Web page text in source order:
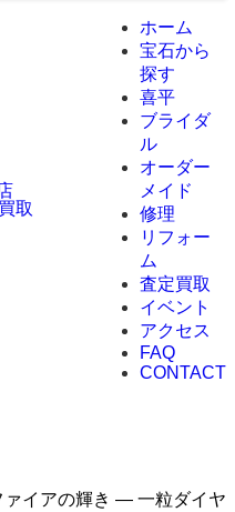
ホーム
宝石から
探す
喜平
ブライダ
ル
オーダー
メイド
修理
リフォー
ム
査定買取
イベント
アクセス
FAQ
CONTACT
イアの輝き ― 一粒ダイヤ